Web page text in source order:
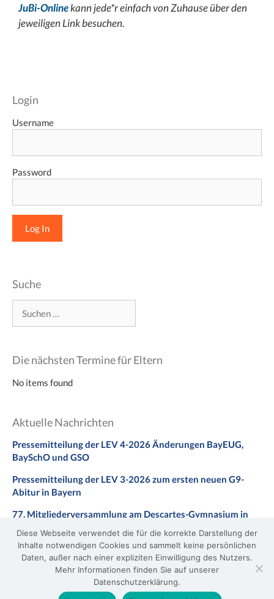
JuBi-Onlinekann jede*r einfach von Zuhause über den
jeweiligen Link besuchen.
Login
Username
Password
Suche
nach:
Die nächsten Termine für Eltern
No items found
Aktuelle Nachrichten
Pressemitteilung der LEV 4-2026 Änderungen BayEUG,
BaySchO und GSO
Pressemitteilung der LEV 3-2026 zum ersten neuen G9-
Abitur in Bayern
77. Mitgliederversammlung am Descartes-Gymnasium in
Stellungnahme zum Gesetzentwurf zur Änderung des
BaySchO
Diese Webseite verwendet die für die korrekte Darstellung der
Inhalte notwendigen Cookies und sammelt keine persönlichen
Daten, außer nach einer expliziten Einwilligung des Nutzers.
Mehr Informationen finden Sie auf unserer
Datenschutzerklärung.